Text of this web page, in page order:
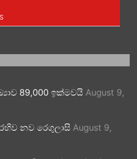
89,000 ඉක්මවයි August 9,
නව රෙගුලාසි August 9,